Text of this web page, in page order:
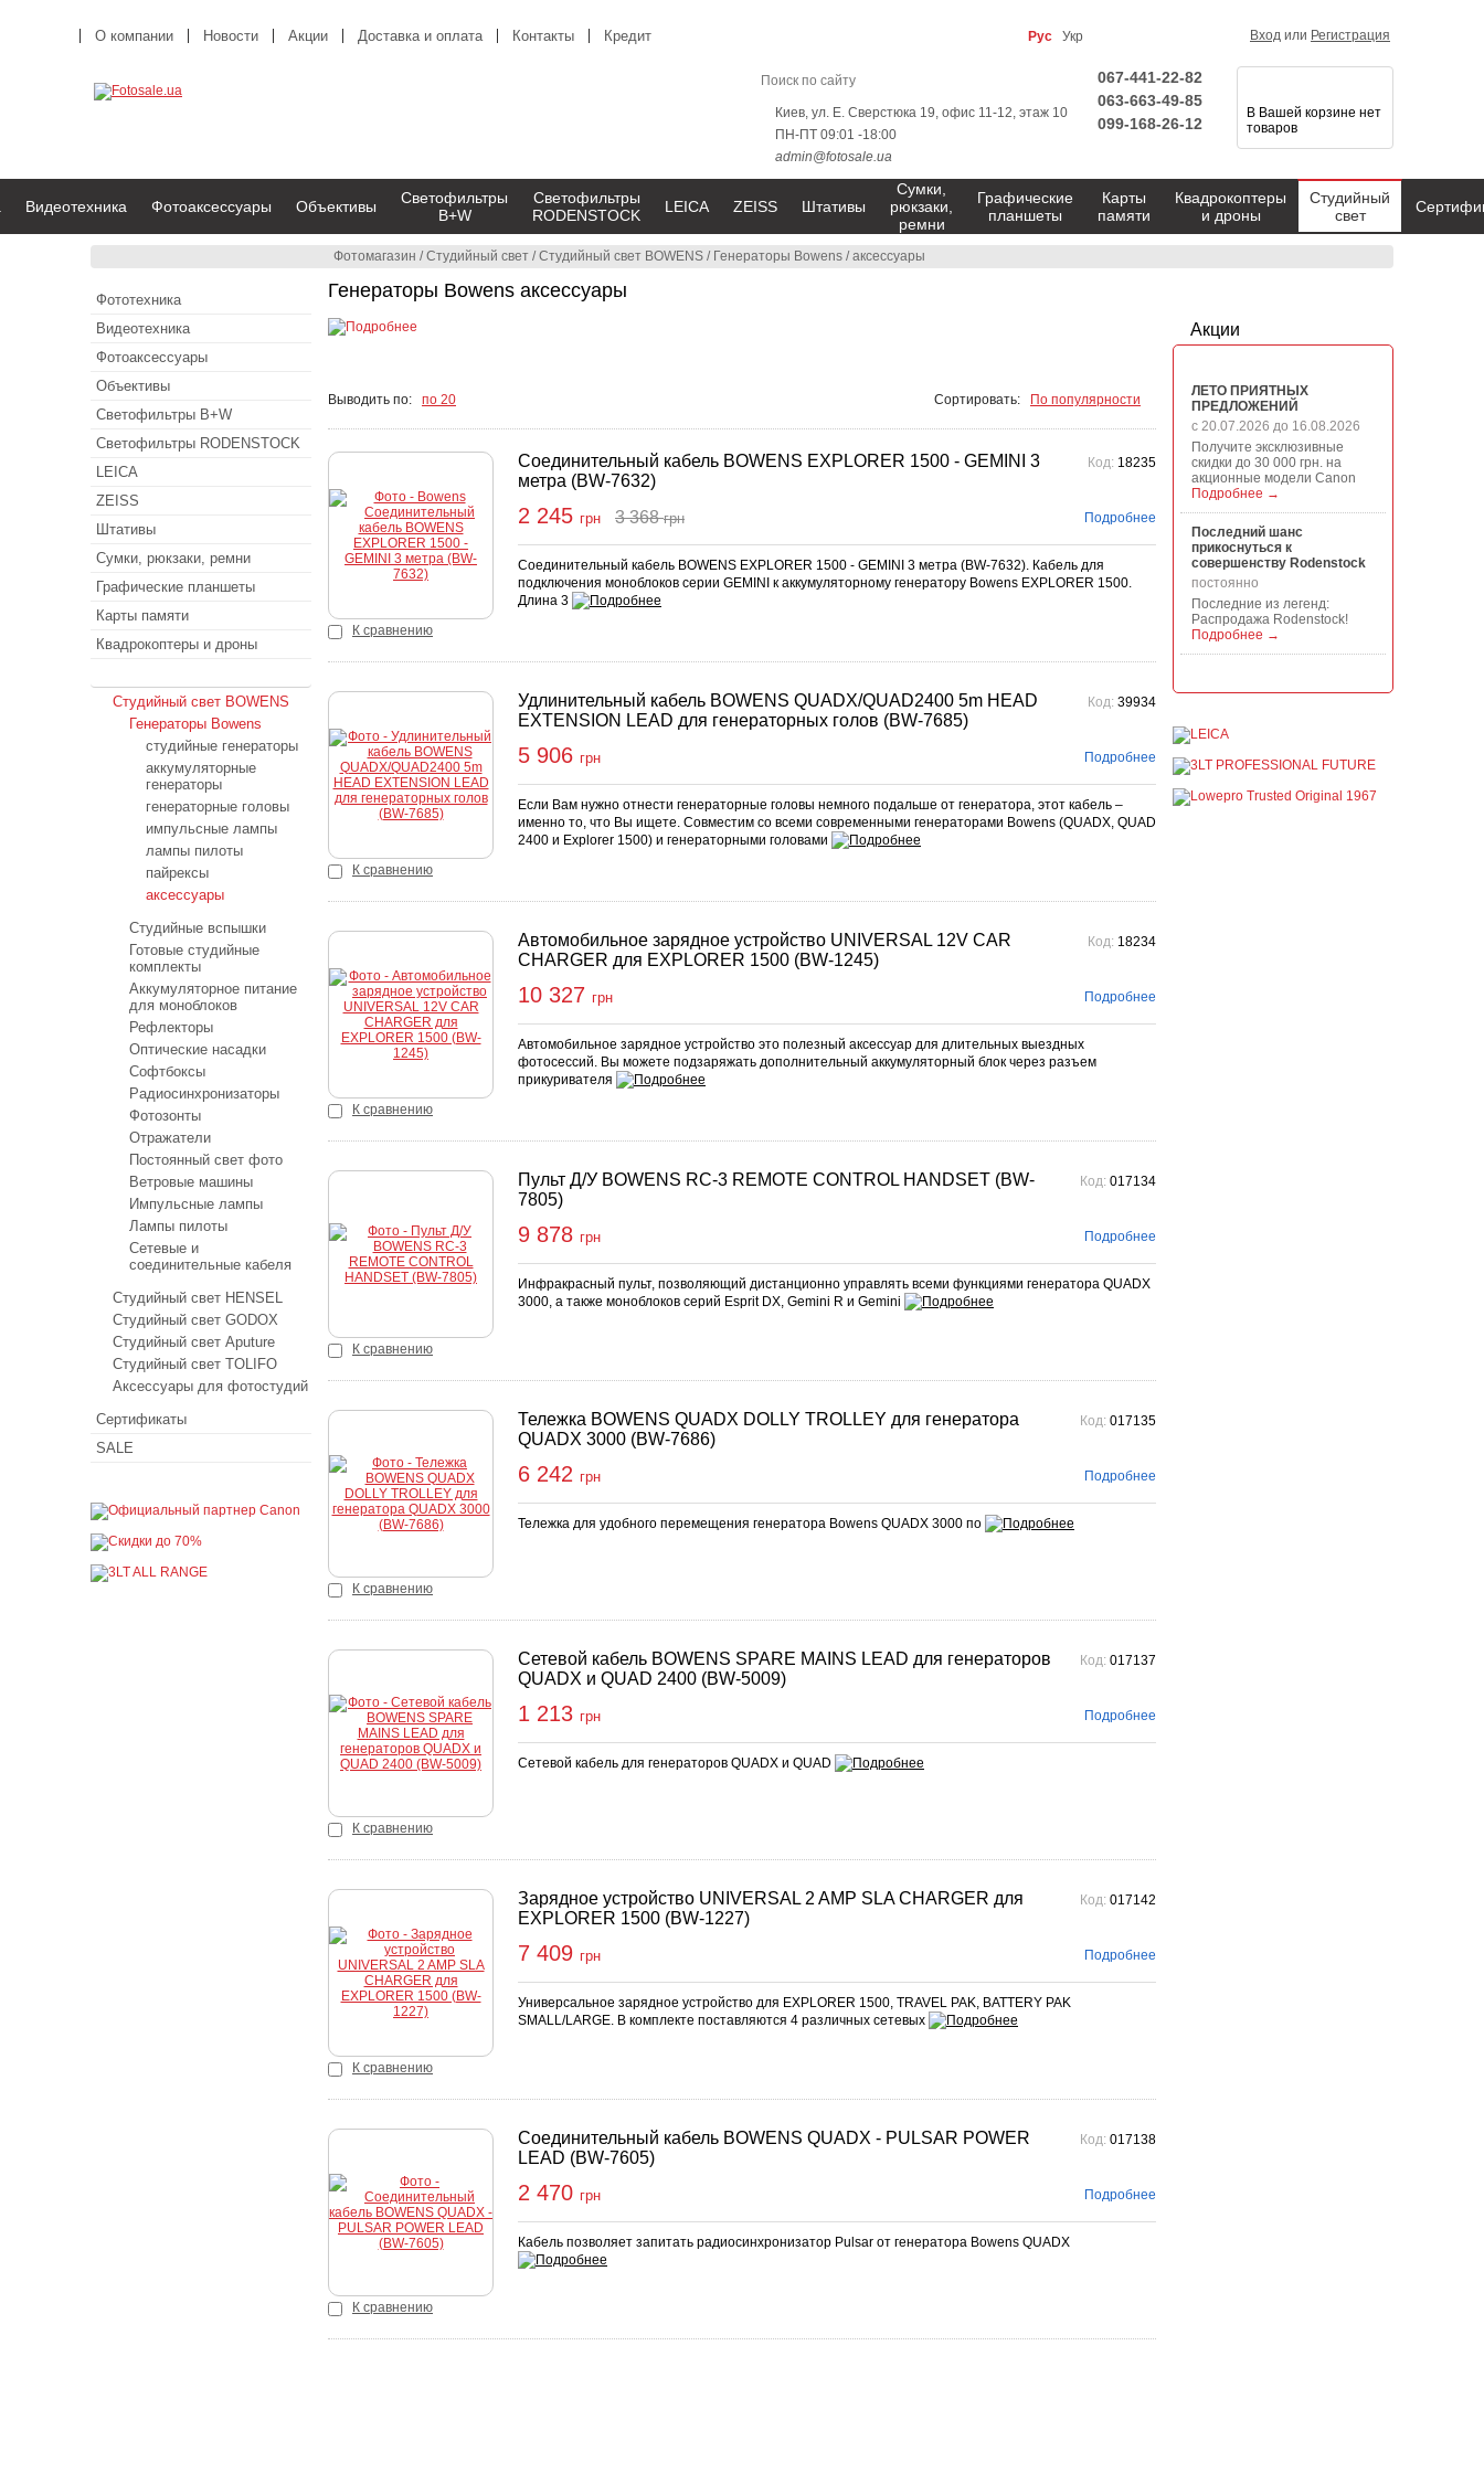
Фотомагазин /Студийный свет /Студийный свет BOWENS / Генераторы Bowens /аксессуары
Генераторы Bowens аксессуары
Выводить по: по 20 Сортировать: По популярности
К сравнению
Соединительный кабель BOWENS EXPLORER 1500 - GEMINI 3
метра (BW-7632)
Код: 18235
2 245 грн 3 368грн
Купить Подробнее
Соединительный кабель BOWENS EXPLORER 1500 - GEMINI 3 метра (BW-7632). Кабель для
подключения моноблоков серии GEMINI к аккумуляторному генератору Bowens EXPLORER 1500.
Длина 3
К сравнению
Удлинительный кабель BOWENS QUADX/QUAD2400 5m HEAD
EXTENSION LEAD для генераторных голов (BW-7685)
Код: 39934
5 906 грн
Купить Подробнее
Если Вам нужно отнести генераторные головы немного подальше от генератора, этот кабель –
именно то, что Вы ищете. Совместим со всеми современными генераторами Bowens (QUADX, QUAD
2400 и Explorer 1500) и генераторными головами
К сравнению
Автомобильное зарядное устройство UNIVERSAL 12V CAR
CHARGER для EXPLORER 1500 (BW-1245)
Код: 18234
10 327 грн
Купить Подробнее
Автомобильное зарядное устройство это полезный аксессуар для длительных выездных
фотосессий. Вы можете подзаряжать дополнительный аккумуляторный блок через разъем
прикуривателя
К сравнению
Пульт Д/У BOWENS RC-3 REMOTE CONTROL HANDSET (BW-
7805)
Код: 017134
9 878 грн
Купить Подробнее
Инфракрасный пульт, позволяющий дистанционно управлять всеми функциями генератора QUADX
3000, а также моноблоков серий Esprit DX, Gemini R и Gemini
К сравнению
Тележка BOWENS QUADX DOLLY TROLLEY для генератора
QUADX 3000 (BW-7686)
Код: 017135
6 242 грн
Купить Подробнее
Тележка для удобного перемещения генератора Bowens QUADX 3000 по
К сравнению
Сетевой кабель BOWENS SPARE MAINS LEAD для генераторов
QUADX и QUAD 2400 (BW-5009)
Код: 017137
1 213 грн
Купить Подробнее
Сетевой кабель для генераторов QUADX и QUAD
К сравнению
Зарядное устройство UNIVERSAL 2 AMP SLA CHARGER для
EXPLORER 1500 (BW-1227)
Код: 017142
7 409 грн
Купить Подробнее
Универсальное зарядное устройство для EXPLORER 1500, TRAVEL PAK, BATTERY PAK
SMALL/LARGE. В комплекте поставляются 4 различных сетевых
К сравнению
Соединительный кабель BOWENS QUADX - PULSAR POWER
LEAD (BW-7605)
Код: 017138
2 470 грн
Купить Подробнее
Кабель позволяет запитать радиосинхронизатор Pulsar от генератора Bowens QUADX
Акции
ЛЕТО ПРИЯТНЫХ
ПРЕДЛОЖЕНИЙ
с 20.07.2026 до 16.08.2026
Получите эксклюзивные
скидки до 30 000 грн. на
акционные модели Canon
Подробнее →
Последний шанс
прикоснуться к
совершенству Rodenstock
постоянно
Последние из легенд:
Распродажа Rodenstock!
Подробнее →
Manfrotto, National
продукции Manfrotto, National
гарантиров...
Подробнее →
О компании Новости Акции Доставка и оплата Контакты Кредит Рус Укр Вход или Регистрация
Киев, ул. Е. Сверстюка 19, офис 11-12, этаж 10
ПН-ПТ 09:01 -18:00
admin@fotosale.ua
067-441-22-82
063-663-49-85
099-168-26-12
В Вашей корзине нет
товаров
Видеотехника Фотоаксессуары Объективы
Светофильтры
B+W
Светофильтры
RODENSTOCK
LEICA ZEISS Штативы
Сумки,
рюкзаки,
ремни
Графические
планшеты
Карты
памяти
Квадрокоптеры
и дроны
Студийный
свет
Фототехника
Видеотехника
Фотоаксессуары
Объективы
Светофильтры B+W
Светофильтры RODENSTOCK
LEICA
ZEISS
Штативы
Сумки, рюкзаки, ремни
Графические планшеты
Карты памяти
Квадрокоптеры и дроны
Студийный свет BOWENS
Генераторы Bowens
студийные генераторы
аккумуляторные
генераторы
генераторные головы
импульсные лампы
лампы пилоты
пайрексы
аксессуары
Студийные вспышки
Готовые студийные
комплекты
Аккумуляторное питание
для моноблоков
Рефлекторы
Оптические насадки
Софтбоксы
Радиосинхронизаторы
Фотозонты
Отражатели
Постоянный свет фото
Ветровые машины
Импульсные лампы
Лампы пилоты
Сетевые и
соединительные кабеля
Студийный свет HENSEL
Студийный свет GODOX
Студийный свет Aputure
Студийный свет TOLIFO
Аксессуары для фотостудий
Сертификаты
SALE